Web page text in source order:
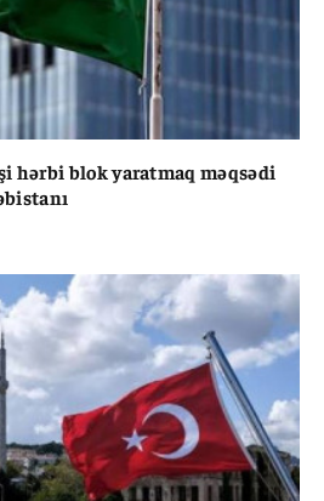
hərbi blok yaratmaq məqsədi